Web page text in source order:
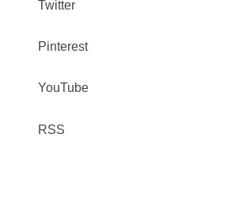
Twitter
Pinterest
YouTube
RSS